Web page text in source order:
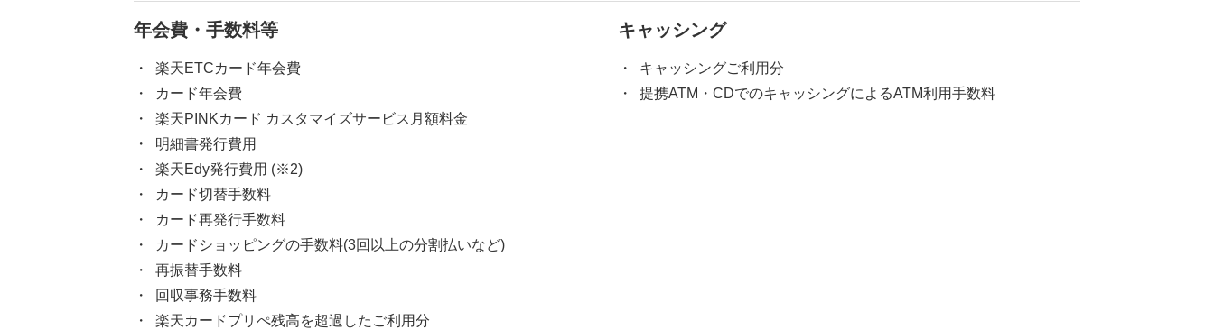
年会費・手数料等
楽天ETCカード年会費
カード年会費
楽天PINKカード カスタマイズサービス月額料金
明細書発行費用
楽天Edy発行費用 (※2)
カード切替手数料
カード再発行手数料
カードショッピングの手数料(3回以上の分割払いなど)
再振替手数料
回収事務手数料
楽天カードプリぺ残高を超過したご利用分
キャッシング
キャッシングご利用分
提携ATM・CDでのキャッシングによるATM利用手数料